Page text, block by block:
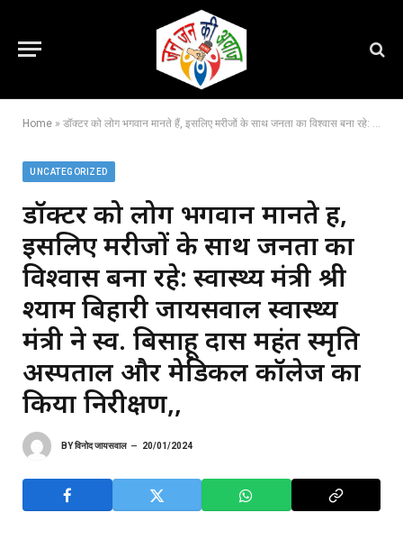
Home » डॉक्टर को लोग भगवान मानते हैं, इसलिए मरीजों के साथ जनता का विश्वास बना रहे: स्वास्थ्य मंत्री श्री श्याम बिहारी जायसवाल स्वास्थ्य मंत्री ने स्व. बिसाहू दास महंत स्मृति अस्पताल और मेडिकल कॉलेज का किया निरीक्षण,,
UNCATEGORIZED
डॉक्टर को लोग भगवान मानते हैं,
इसलिए मरीजों के साथ जनता का
विश्वास बना रहे: स्वास्थ्य मंत्री श्री
श्याम बिहारी जायसवाल स्वास्थ्य
मंत्री ने स्व. बिसाहू दास महंत स्मृति
अस्पताल और मेडिकल कॉलेज का
किया निरीक्षण,,
BYविनोद जायसवाल 20/01/2024